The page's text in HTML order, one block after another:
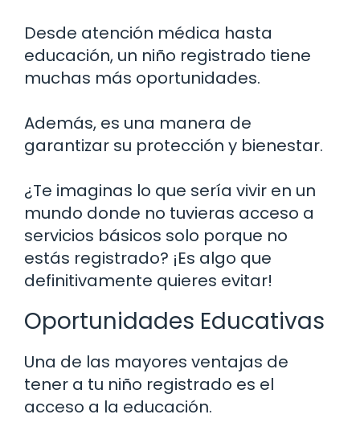
Desde atención médica hasta
educación, un niño registrado tiene
muchas más oportunidades.
Además, es una manera de
garantizar su protección y bienestar.
¿Te imaginas lo que sería vivir en un
mundo donde no tuvieras acceso a
servicios básicos solo porque no
estás registrado? ¡Es algo que
definitivamente quieres evitar!
Oportunidades Educativas
Una de las mayores ventajas de
tener a tu niño registrado es el
acceso a la educación.